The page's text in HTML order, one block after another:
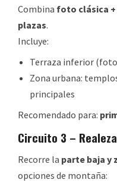
Combina foto clásica
plazas.
Incluye:
Terraza inferior
Zona urbana:
principales
Recomendado para:
Circuito 3 – Realeza
Recorre la parte baja y
opciones de montaña: